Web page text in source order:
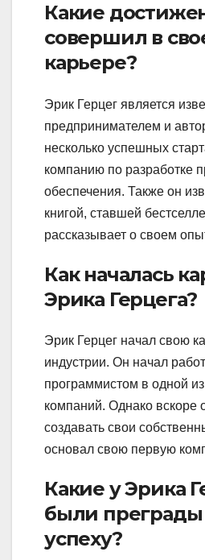
Какие
совершил в
карьере?
Эрик Герцег является
предпринимателем и
несколько успешных
компанию по разработке
обеспечения. Также он
книгой, ставшей
рассказывает о своем
Как началась
Эрика Герцега?
Эрик Герцег начал свою
индустрии. Он начал
программистом в одной
компаний. Однако вскоре
создавать свои
основал свою первую
Какие у Эрика
были преграды
успеху?